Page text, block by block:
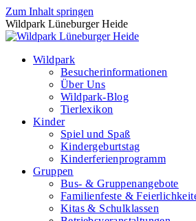
Zum Inhalt springen
Wildpark Lüneburger Heide
Wildpark
Besucherinformationen
Über Uns
Wildpark-Blog
Tierlexikon
Kinder
Spiel und Spaß
Kindergeburtstag
Kinderferienprogramm
Gruppen
Bus- & Gruppenangebote
Familienfeste &
Kitas & Schulklassen